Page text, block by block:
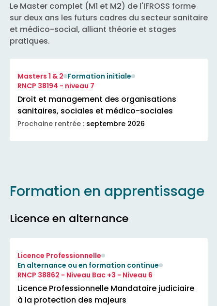
Le Master complet (M1 et M2) de l'IFROSS forme
sur deux ans les futurs cadres du secteur sanitaire
et médico-social, alliant théorie et stages
pratiques.
Masters 1 & 2 Formation initiale
RNCP 38194 - niveau 7
Droit et management des organisations
sanitaires, sociales et médico-sociales
Prochaine rentrée : septembre 2026
Formation en apprentissage
Licence en alternance
Licence Professionnelle
En alternance ou en formation continue
RNCP 38862 - Niveau Bac +3 - Niveau 6
Licence Professionnelle Mandataire judiciaire
à la protection des majeurs